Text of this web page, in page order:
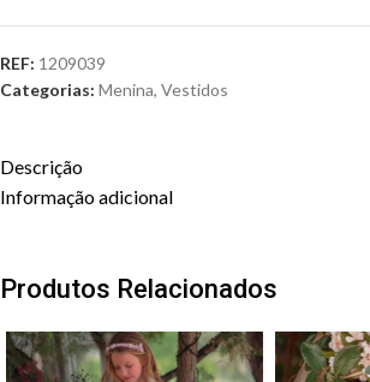
REF: 1209039
Categorias: Menina, Vestidos
Descrição
Informação adicional
Produtos Relacionados